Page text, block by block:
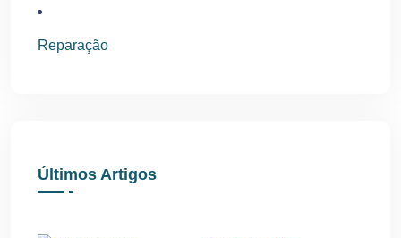
Reparação
Últimos Artigos